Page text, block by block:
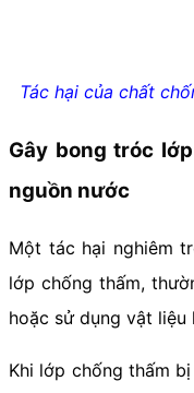
Tác hại của chất
Gây bong tróc
nguồn nước
Một tác hại nghiêm
lớp chống thấm,
hoặc sử dụng vật liệu
Khi lớp chống thấm